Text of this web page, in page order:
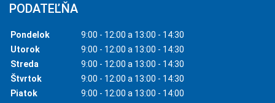
PODATEĽŇA
Pondelok
9:00 - 12:00 a 13:00 - 14:30
Utorok
9:00 - 12:00 a 13:00 - 14:30
Streda
9:00 - 12:00 a 13:00 - 14:30
Štvrtok
9:00 - 12:00 a 13:00 - 14:30
Piatok
9:00 - 12:00 a 13:00 - 14:00